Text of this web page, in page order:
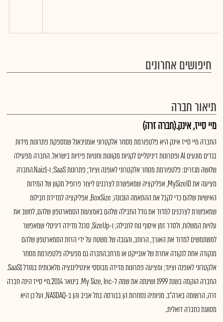
חיפושים אחרונים
תיאור חברה
מיי סייז, אינק.(חברה זרה)
החברה מיי סייז אינק היא פלטפורמת מסחר אלקטרוני אומניכאנל שמספקת פתרונות מידות
בגדים מונעים AI ופתרונות דיגיטליים לקניות מקוונות וחנויות פיזיות בישראל. החברה מפעילה
שלושה מגזרים: פלטפורמת מסחר אלקטרוני לאופנה וציוד; פתרונות SaaS; ו-Naiz1.החברה
מציעה את MySizeID, אפליקציה שמאפשרת לצרכנים ליצור פרופיל מקוון של המידות
האישיות שלהם כדי לקבל את ההתאמה הנכונה; BoxSize, אפליקציה למדידת חבילות
שמאפשרת לצרכנים למדוד את גודל החבילה שלהם באמצעות הסמארטפון שלהם, לחשב את
עלויות המשלוח, ולסדר זמן איסוף נוח לחבילה; ו-SizeUp, סרגל מדידה דיגיטלי שמאפשר
למשתמשים למדוד את האורך, הרוחב, והגובה של משטח על ידי הזזת הסמארטפון שלהם
מנקודה אחת לנקודה אחרת של אובייקט או מרחב.החברה גם מפעילה פלטפורמת מסחר
אלקטרוני לאופנה וציוד; ומציעה פתרונות מדידה מבוססי אינטיליגנציה מלאכותית במודל SaaS1.
החברה הוקמה בשנת 1999 ושינתה את שמה ל-My Size, Inc. בינואר 2014.מיי סייז הינה חברה
זרה, הרשומה בארה"ב. מניותיה נסחרות הן בבורסה בתל אביב והן ב-NASDAQ, ועל כן היא
מסווגת כחברה דואלית..